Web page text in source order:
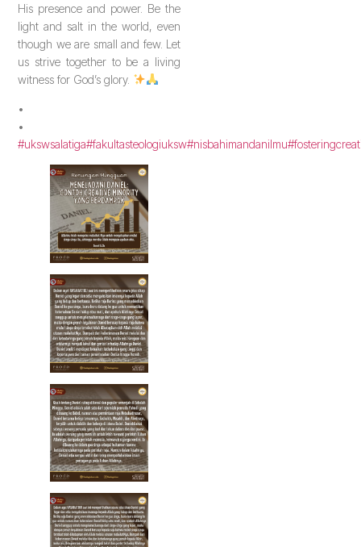
His presence and power. Be the
light and salt in the world, even
though we are small and few. Let
us strive together to be a living
witness for God’s glory.
•
•
#ukswsalatiga#fakultasteologiuksw#nisbahimandanilmu